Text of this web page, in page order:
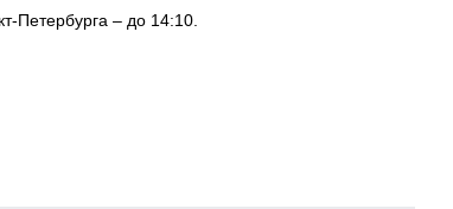
Петербурга – до 14:10.